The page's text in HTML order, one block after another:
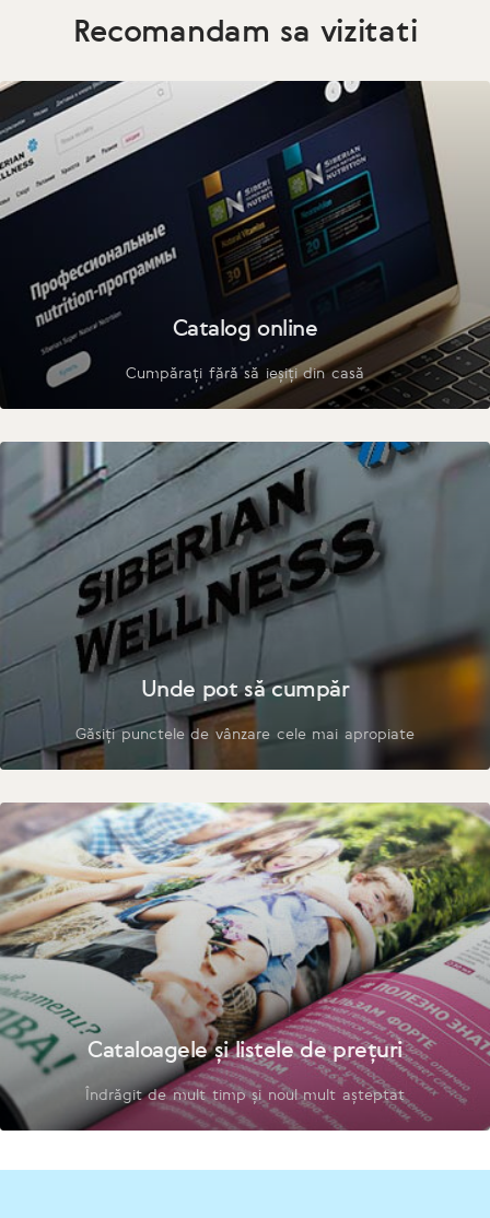
Recomandam sa vizitati
Catalog online
Cumpărați fără să ieșiți din casă
Unde pot să cumpăr
Găsiți punctele de vânzare cele mai apropiate
Cataloagele și listele de prețuri
Îndrăgit de mult timp și noul mult așteptat